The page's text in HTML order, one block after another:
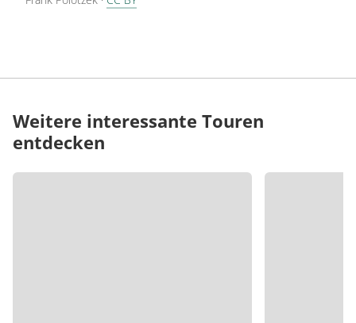
Weitere interessante Touren
entdecken